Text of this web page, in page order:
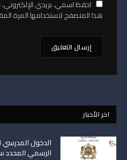
احفظ اسمي، بريدي
هذا المتصفح لاستخدامها المرة
اخر الأخبار
الدخول
الرسمي المحدد